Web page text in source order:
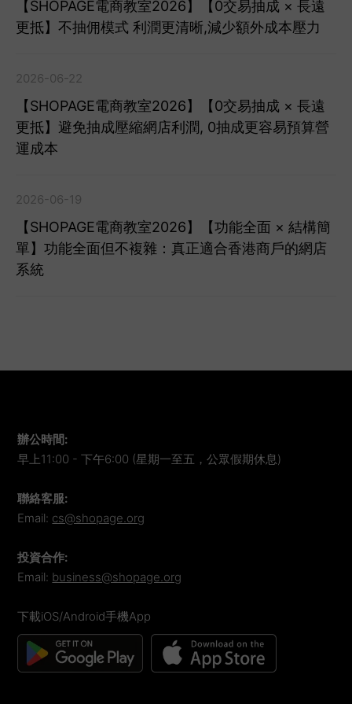
【SHOPAGE電商教室2026】【0交易抽成 × 長遠
更抵】不抽佣模式 利潤更清晰,減少額外成本壓力
2026-06-22
【SHOPAGE電商教室2026】【0交易抽成 × 長遠
更抵】避免抽成壓縮網店利潤, 0抽成更容易預算營
運成本
2026-06-19
【SHOPAGE電商教室2026】【功能全面 × 結構簡
單】功能全面但不複雜：真正適合香港商戶的網店
系統
辦公時間:
早上11:00 - 下午6:00 (星期一至五，公眾假期休息)
聯絡客服:
Email: cs@shopage.org
投資合作:
Email: business@shopage.org
下載iOS/Android手機App